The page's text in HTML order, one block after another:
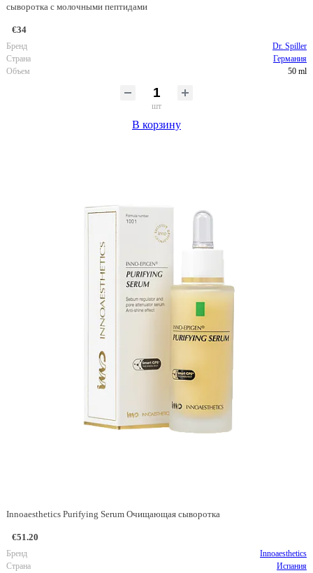
сыворотка с молочными пептидами
€34
Бренд
Dr. Spiller
Страна
Германия
Объем
50 ml
шт
В корзину
Innoaesthetics Purifying Serum Очищающая сыворотка
€51.20
Бренд
Innoaesthetics
Страна
Испания